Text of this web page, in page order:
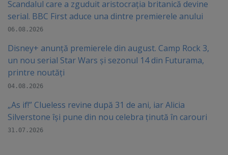
Scandalul care a zguduit aristocrația britanică devine
serial. BBC First aduce una dintre premierele anului
06.08.2026
Disney+ anunță premierele din august. Camp Rock 3,
un nou serial Star Wars și sezonul 14 din Futurama,
printre noutăți
04.08.2026
„As if!” Clueless revine după 31 de ani, iar Alicia
Silverstone își pune din nou celebra ținută în carouri
31.07.2026